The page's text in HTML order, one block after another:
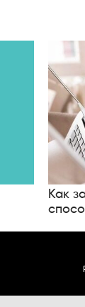
Как